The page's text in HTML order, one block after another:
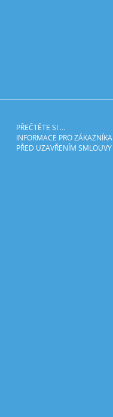
PŘEČTĚTE SI ...
INFORMACE PRO ZÁKAZNÍKA
PŘED UZAVŘENÍM SMLOUVY